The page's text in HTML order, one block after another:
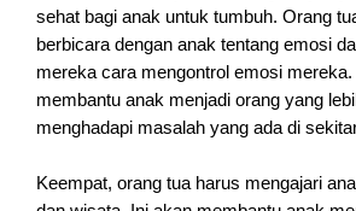
sehat bagi anak untuk tumbuh. Orang
berbicara dengan anak tentang emosi
mereka cara mengontrol emosi mereka.
membantu anak menjadi orang yang
menghadapi masalah yang ada di
Keempat, orang tua harus mengajari